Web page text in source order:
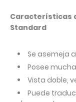
Características
Standard
Se asemeja
Posee
Vista doble,
Puede